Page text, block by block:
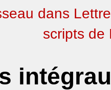
dans
scripts de